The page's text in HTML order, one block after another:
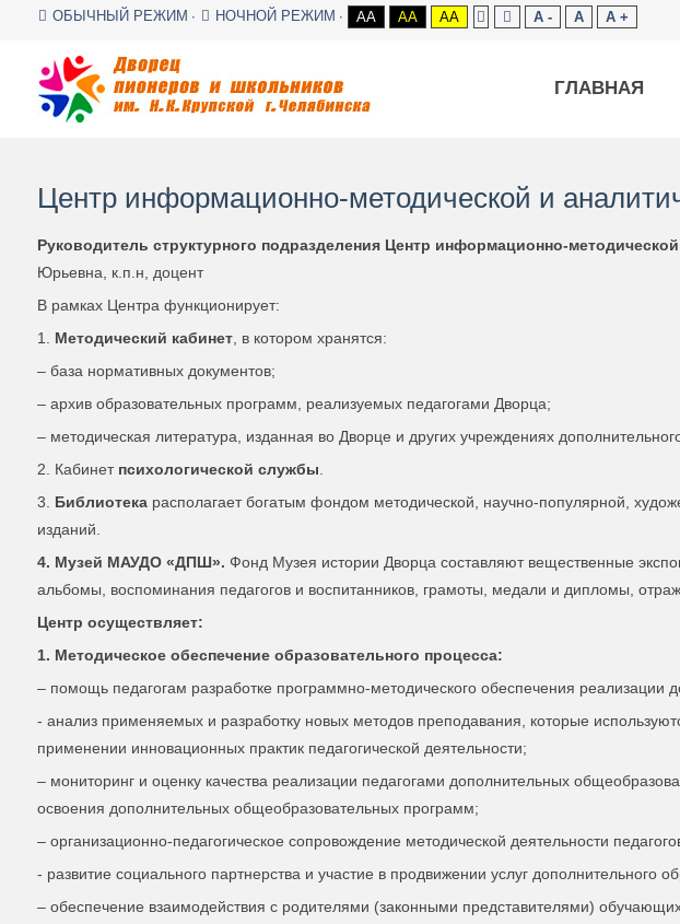
ОБЫЧНЫЙ РЕЖИМ НОЧНОЙ РЕЖИМ AA AA AA A - A A +
ГЛАВНАЯ
Центр информационно-методической и
Руководитель структурного подразделения Центр информационно-
Юрьевна, к.п.н, доцент
В рамках Центра функционирует:
1. Методический кабинет, в котором хранятся:
– база нормативных документов;
– архив образовательных программ, реализуемых педагогами Дворца;
– методическая литература, изданная во Дворце и других учреждениях
2. Кабинет психологической службы
3. Библиотекарасполагает богатым фондом методической, научно-популярной,
изданий.
4. Музей МАУДО «ДПШ». Фонд Музея истории Дворца составляют вещественные
альбомы, воспоминания педагогов и воспитанников, грамоты, медали и дипломы,
Центр осуществляет:
1. Методическое обеспечение образовательного процесса:
– помощь педагогам разработке программно-методического обеспечения
- анализ применяемых и разработку новых методов преподавания, которые
применении инновационных практик педагогической деятельности;
– мониторинг и оценку качества реализации педагогами дополнительных
освоения дополнительных общеобразовательных программ;
– организационно-педагогическое сопровождение методической деятельности
- развитие социального партнерства и участие в продвижении услуг дополнительного
– обеспечение взаимодействия с родителями (законными представителями)